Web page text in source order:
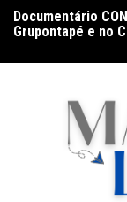
para
conteúdo
Documentário
Grupontapé e no